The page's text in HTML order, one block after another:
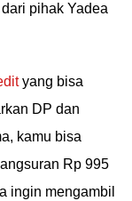
pihak Yadea
yang bisa
DP dan
kamu bisa
Rp 995
ingin mengambil